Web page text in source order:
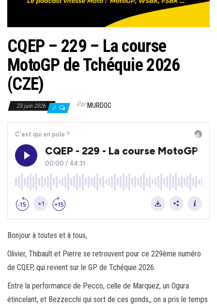
CQEP – 229 – La course
MotoGP de Tchéquie 2026
(CZE)
23 juin 2026 0 ParMURDOC
Bonjour à toutes et à tous,
Olivier, Thibault et Pierre se retrouvent pour ce 229ème numéro
de CQEP, qui revient sur le GP de Tchéquie 2026.
Entre la performance de Pecco, celle de Marquez, un Ogura
étincelant, et Bezzecchi qui sort de ces gonds,, on a pris le temps